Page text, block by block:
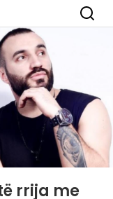
rrija me